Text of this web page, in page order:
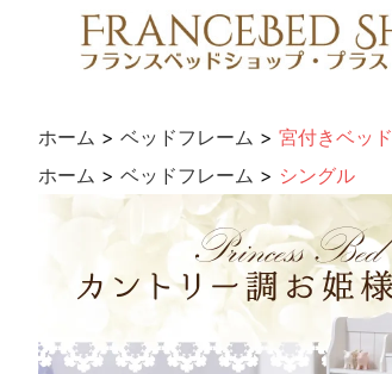
ホーム > ベッドフレーム > 宮付きベッド
ホーム > ベッドフレーム > シングル